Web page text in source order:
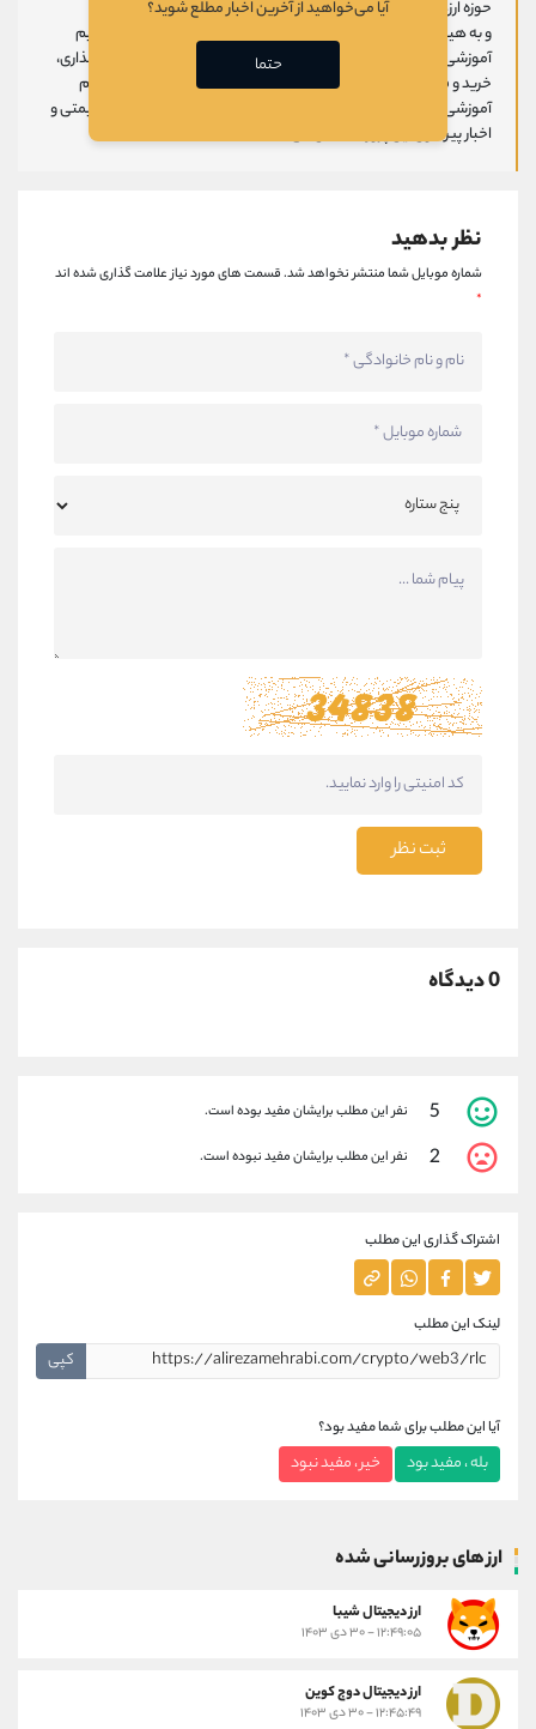
حوزه ارزهای دیجیتال می باشد.
و به هیچ وجه پیشنهاد سرمایه‌گذاری یا مورد تایید بودن پروژه توسط تیم
آموزشی علیرضا محرابی نمی باشد. بدیهی است که مسئولیت سرمایه‌گذاری،
خرید و فروش هر پروژه تماما برعهده شخص سرمایه گذار می باشد و تیم
آموزشی علیرضا محرابی تنها به‌عنوان مرجعی جهت نمایش اطلاعات قیمتی و
اخبار پیرامون این پروژه‌‌ها عمل می‌کند.
نظر بدهید
شماره موبایل شما منتشر نخواهد شد.قسمت های مورد نیاز علامت گذاری شده اند
*
ثبت نظر
0 دیدگاه
5 نفر این مطلب برایشان مفید بوده است.
2 نفر این مطلب برایشان مفید نبوده است.
اشتراک گذاری این مطلب
لینک این مطلب
کپی
آیا این مطلب برای شما مفید بود؟
بله ، مفید بود خیر ، مفید نبود
ارز های بروزرسانی شده
ارز ديجيتال شیبا
۱۲:۴۹:۰۵ - ۳۰ دی ۱۴۰۳
ارز دیجیتال دوج کوین
۱۲:۴۵:۴۹ - ۳۰ دی ۱۴۰۳
آیا می‌خواهید از آخرین اخبار مطلع شوید؟
حتما